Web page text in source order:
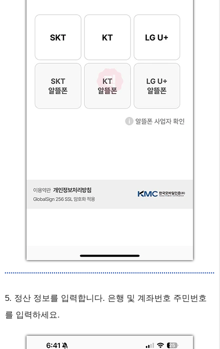
5. 정산 정보를 입력합니다. 은행 및 계좌번호 주민번호
를 입력하세요.